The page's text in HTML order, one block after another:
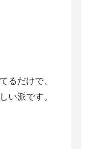
るだけで、
い派です。